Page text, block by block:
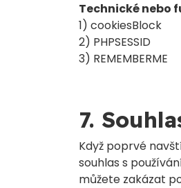
Technické nebo
1) cookiesBlock
2) PHPSESSID
3) REMEMBERME
7.
Když poprvé
souhlas s
můžete zakázat